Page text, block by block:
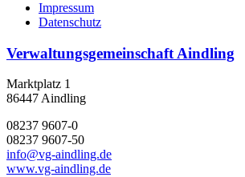
Impressum
Datenschutz
Verwaltungsgemeinschaft Aindling
Marktplatz 1
86447 Aindling
08237 9607-0
08237 9607-50
info@vg-aindling.de
www.vg-aindling.de